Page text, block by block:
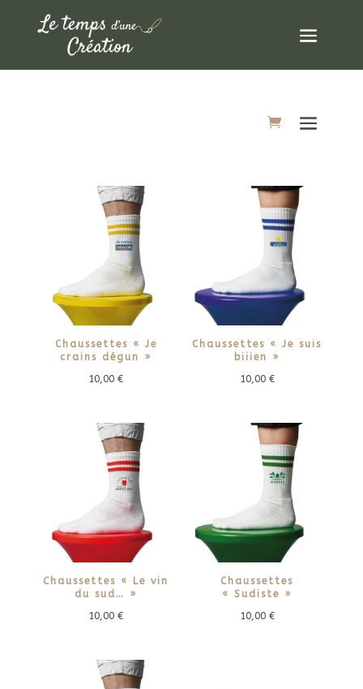
Chaussettes « Je
crains dégun »
10,00€
Chaussettes « Je suis
biiien »
10,00 €
Chaussettes « Le vin
du sud… »
10,00€
Chaussettes
« Sudiste »
10,00 €